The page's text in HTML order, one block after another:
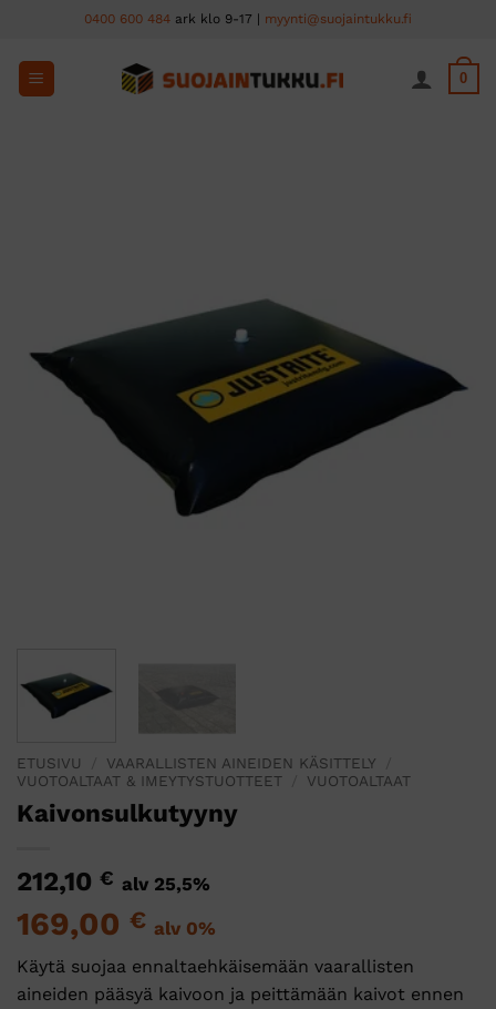
content
0400 600 484 ark klo 9-17 | myynti@suojaintukku.fi
0
ETUSIVU VAARALLISTEN AINEIDEN KÄSITTELY
VUOTOALTAAT & IMEYTYSTUOTTEET
VUOTOALTAAT
Kaivonsulkutyyny
212,10 € alv 25,5%
169,00 € alv 0%
Käytä suojaa ennaltaehkäisemään vaarallisten
aineiden pääsyä kaivoon ja peittämään kaivot ennen